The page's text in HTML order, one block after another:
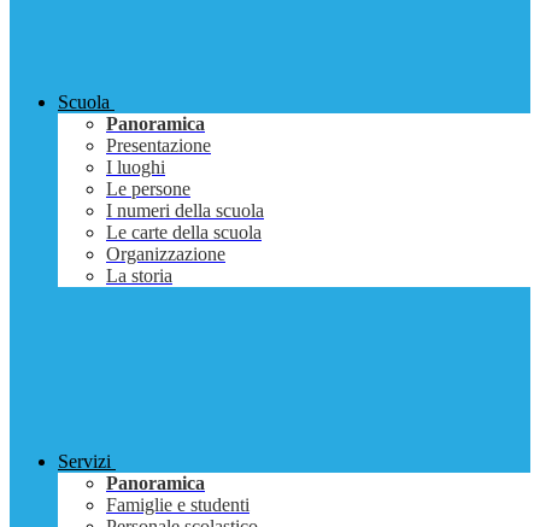
Scuola
Panoramica
Presentazione
I luoghi
Le persone
I numeri della scuola
Le carte della scuola
Organizzazione
La storia
Servizi
Panoramica
Famiglie e studenti